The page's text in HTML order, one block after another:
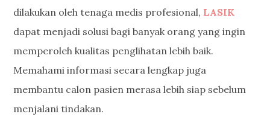
dilakukan oleh tenaga medis profesional, LASIK
dapat menjadi solusi bagi banyak orang yang ingin
memperoleh kualitas penglihatan lebih baik.
Memahami informasi secara lengkap juga
membantu calon pasien merasa lebih siap sebelum
menjalani tindakan.